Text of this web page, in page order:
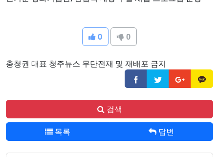
0 0
충청권 대표 청주뉴스 무단전재 및 재배포 금지
검색
목록 답변